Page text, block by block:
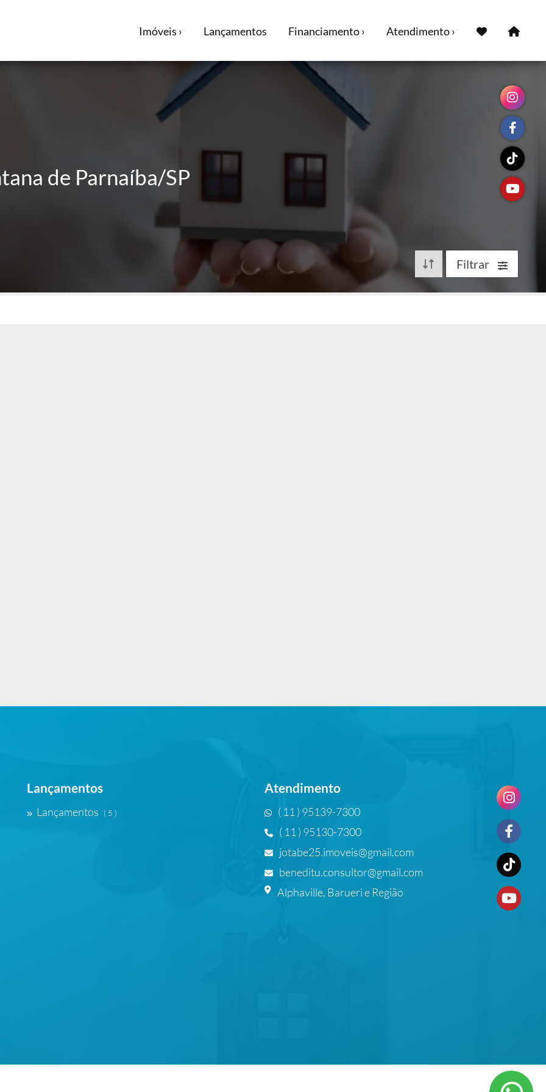
Imóveis › Lançamentos Financiamento › Atendimento ›
de Parnaíba/SP
Filtrar
Lançamentos
Lançamentos ( 5 )
Atendimento
( 11 ) 95139-7300
( 11 ) 95130-7300
jotabe25.imoveis@gmail.com
beneditu.consultor@gmail.com
Alphaville, Barueri e Região